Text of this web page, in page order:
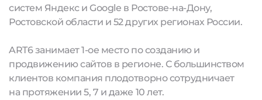
систем Яндекс и Google в Ростове-на-Дону,
Ростовской области и 52 других регионах России.
ART6 занимает 1-ое место по созданию и
продвижению сайтов в регионе. С большинством
клиентов компания плодотворно сотрудничает
на протяжении 5, 7 и даже 10 лет.